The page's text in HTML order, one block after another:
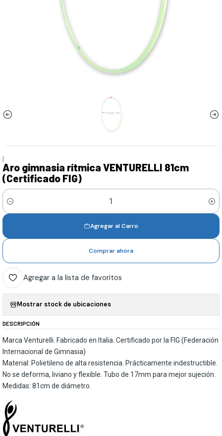
|
Aro gimnasia rítmica VENTURELLI 81cm
(Certificado FIG)
Cantidad
Agregar al Carro
Comprar ahora
Agregar a la lista de favoritos
Mostrar stock de ubicaciones
DESCRIPCIÓN
Marca Venturelli. Fabricado en Italia. Certificado por la FIG (Federación
Internacional de Gimnasia)
Material: Polietileno de alta resistencia. Prácticamente indestructible.
No se deforma, liviano y flexible. Tubo de 17mm para mejor sujeción.
Medidas: 81cm de diámetro.